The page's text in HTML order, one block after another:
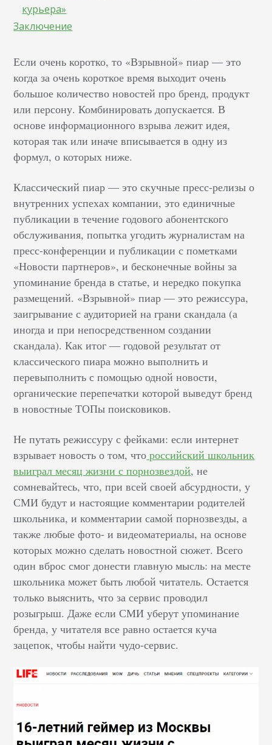
курьера»
Заключение
Если очень коротко, то «Взрывной» пиар — это
когда за очень короткое время выходит очень
большое количество новостей про бренд, продукт
или персону. Комбинировать допускается. В
основе информационного взрыва лежит идея,
которая так или иначе вписывается в одну из
формул, о которых ниже.
Классический пиар — это скучные пресс-релизы о
внутренних успехах компании, это единичные
публикации в течение годового абонентского
обслуживания, попытка угодить журналистам на
пресс-конференции и публикации с пометками
«Новости партнеров», и бесконечные войны за
упоминание бренда в статье, и нередко покупка
размещений. «Взрывной» пиар — это режиссура,
заигрывание с аудиторией на грани скандала (а
иногда и при непосредственном создании
скандала). Как итог — годовой результат от
классического пиара можно выполнить и
перевыполнить с помощью одной новости,
органические перепечатки которой выведут бренд
в новостные ТОПы поисковиков.
Не путать режиссуру с фейками: если интернет
взрывает новость о том, что российский школьник
выиграл месяц жизни с порнозвездой, не
сомневайтесь, что, при всей своей абсурдности, у
СМИ будут и настоящие комментарии родителей
школьника, и комментарии самой порнозвезды, а
также любые фото- и видеоматериалы, на основе
которых можно сделать новостной сюжет. Всего
один вброс смог донести главную мысль: на месте
школьника может быть любой читатель. Остается
только выяснить, что за сервис проводил
розыгрыш. Даже если СМИ уберут упоминание
бренда, у читателя все равно остается куча
зацепок, чтобы найти чудо-сервис.